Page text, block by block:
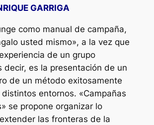
GARRIGA
como manual de campaña,
usted mismo», a la vez que
de un grupo
decir, es la presentación de un
de un método exitosamente
entornos. «Campañas
se propone organizar lo
las fronteras de la